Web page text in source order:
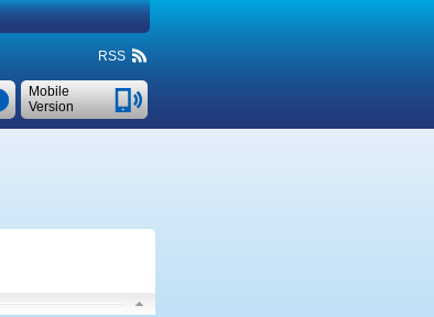
RSS
Mobile
Version